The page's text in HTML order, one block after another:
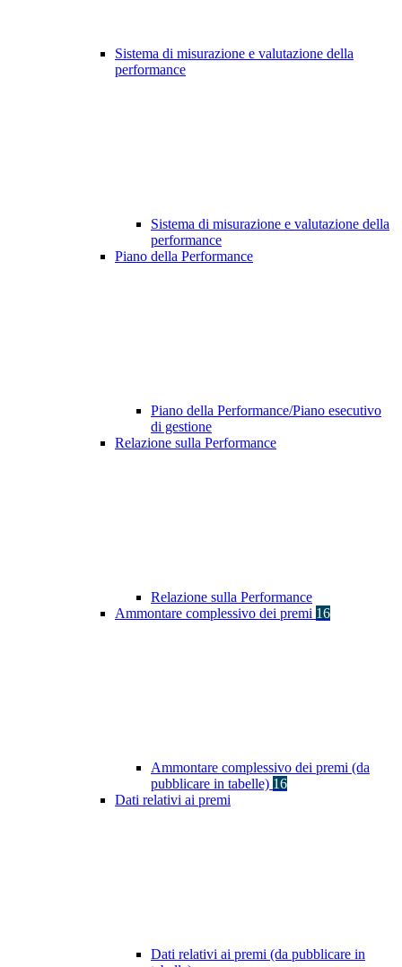
Sistema di misurazione e valutazione della
performance
Sistema di misurazione e valutazione della
performance
Piano della Performance
Piano della Performance/Piano esecutivo
di gestione
Relazione sulla Performance
Relazione sulla Performance
Ammontare complessivo dei premi 16
Ammontare complessivo dei premi (da
pubblicare in tabelle) 16
Dati relativi ai premi
Dati relativi ai premi (da pubblicare in